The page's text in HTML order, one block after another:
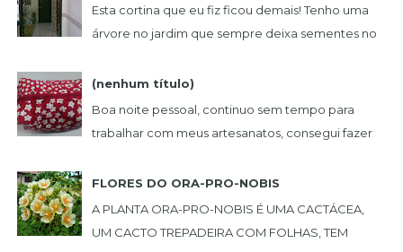
Esta cortina que eu fiz ficou demais! Tenho uma
árvore no jardim que sempre deixa sementes no
(nenhum título)
Boa noite pessoal, continuo sem tempo para
trabalhar com meus artesanatos, consegui fazer
FLORES DO ORA-PRO-NOBIS
A PLANTA ORA-PRO-NOBIS É UMA CACTÁCEA,
UM CACTO TREPADEIRA COM FOLHAS, TEM